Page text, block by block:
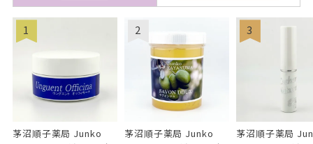
茅沼順子薬局 Junko
茅沼順子薬局 Junko
茅沼順子薬局